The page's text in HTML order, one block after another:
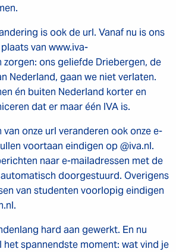
is ook de url. Vanaf nu is ons
van www.iva-
zorgen: ons geliefde Driebergen, de
Nederland, gaan we niet verlaten.
én buiten Nederland korter en
dat er maar één IVA is.
onze url veranderen ook onze e-
voortaan eindigen op @iva.nl.
naar e-mailadressen met de
doorgestuurd. Overigens
van studenten voorlopig eindigen
hard aan gewerkt. En nu
het spannendste moment: wat vind je